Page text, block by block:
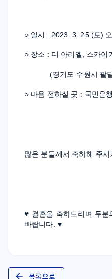
○ 일시 : 2023. 3. 25.(토)
○ 장소 : 더 아리엘, 스카이
(경기도 수원시 팔달
○ 마음 전하실 곳 : 국민은
많은 분들께서 축하해 주시
♥ 결혼을 축하드리며 두분
바랍니다. ♥
목록으로